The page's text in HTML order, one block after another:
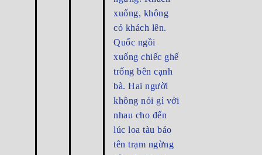
xuống, không
có khách lên.
Quốc ngồi
xuống chiếc ghế
trống bên cạnh
bà. Hai người
không nói gì với
nhau cho đến
lúc loa tàu báo
tên trạm ngừng